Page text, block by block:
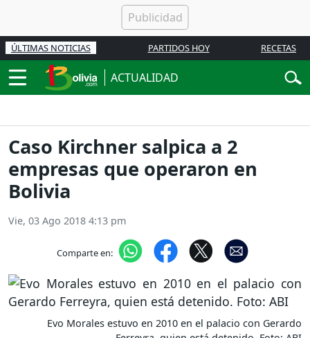
ÚLTIMAS NOTICIAS PARTIDOS HOY RECETAS
ACTUALIDAD
Caso Kirchner salpica a 2
empresas que operaron en
Bolivia
Vie, 03 Ago 2018 4:13 pm
Comparte en:
Evo Morales estuvo en 2010 en el palacio con Gerardo